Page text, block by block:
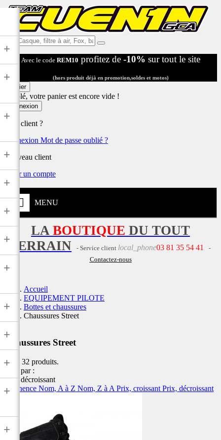
Ex:
Casque,
filtre
air,
Fox,
...
Avec le code REM10 profitez de -10% sur tout le site
(hors produit déjà en promotion,soldes et motos)
Panier
Désolé, votre panier est encore vide !
Connexion
Déjà client ?
Connexion Mot de passe oublié ?
Nouveau client
Créer un compte
MENU
+
+
+
+
+
+
+
+
+
+
+
+
+
LA BOUTIQUE DU TOUT
TERRAIN
- Service client local_phone03 81 35 54 41
-
Contactez-nous
Accueil
EQUIPEMENT PILOTE
Bottes et chaussures
Chaussures Street
Chaussures Street
Il y a 32 produits.
Trier par :
Prix, décroissant
Pertinence Nom, A à Z Nom, Z à A Prix, croissant Prix, décroissant